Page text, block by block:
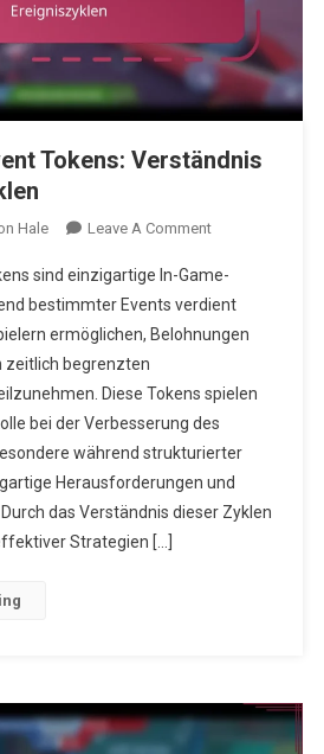
Tokens: Verständnis
Hale Leave A CommentOn
Arena
Event
Tokens:
Der
Ereigniszyklen
sind einzigartige In-Game-
bestimmter Events verdient
ermöglichen, Belohnungen
zeitlich begrenzten
Diese Tokens spielen
bei der Verbesserung des
während strukturierter
Herausforderungen und
das Verständnis dieser Zyklen
Strategien […]